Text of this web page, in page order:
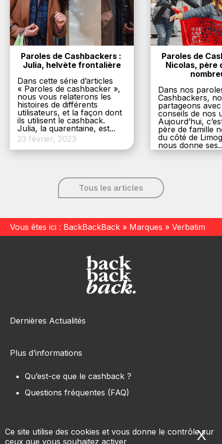
Ce site utilise des cookies et vous donne le contrôle sur
ceux que vous souhaitez activer
X
Paroles de Cashbackers :
Julia, helvète frontalière
Dans cette série d’articles
« Paroles de cashbacker »,
nous vous relaterons les
histoires de différents
utilisateurs, et la façon dont
ils utilisent le cashback.
Julia, la quarentaine, est...
23 février, 2023
Paroles de
Nicolas, père
Dans nos
Cashbackers,
partageons
conseils de nos
Aujourd’hui,
père de famille
du côté de
nous donne
6 décembre,
Tous les articles
Vous êtes ici : BackBackBack » Marques » Verbatim
Dernières Actualités
Plus d’informations
Qu’est-ce que le cashback ?
Questions fréquentes (FAQ)